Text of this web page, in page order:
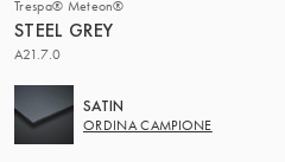
Trespa® Meteon®
STEEL GREY
A21.7.0
SATIN
ORDINA CAMPIONE